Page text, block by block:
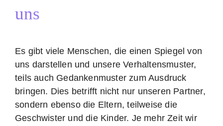
uns
Es gibt viele Menschen, die einen Spiegel von
uns darstellen und unsere Verhaltensmuster,
teils auch Gedankenmuster zum Ausdruck
bringen. Dies betrifft nicht nur unseren Partner,
sondern ebenso die Eltern, teilweise die
Geschwister und die Kinder. Je mehr Zeit wir